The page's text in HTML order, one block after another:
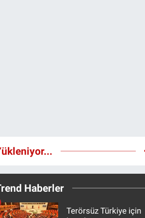
Haberler
Terörsüz Türkiye için